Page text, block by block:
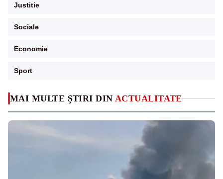
MAI MULTE ȘTIRI DIN ACTUALITATE
Justitie
Sociale
Economie
Sport